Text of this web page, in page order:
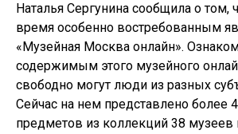
Наталья Сергунина сообщила о том,
время особенно востребованным
«Музейная Москва онлайн».
содержимым этого музейного
свободно могут люди из разных
Сейчас на нем представлено более
предметов из коллекций 38 музеев